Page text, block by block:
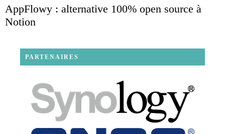
AppFlowy : alternative 100% open source à
Notion
PARTENAIRES